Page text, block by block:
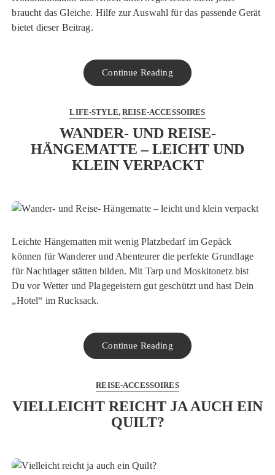
braucht das Gleiche. Hilfe zur Auswahl für das passende Gerät
bietet dieser Beitrag.
Continue Reading
LIFE-STYLE REISE-ACCESSOIRES
WANDER- UND REISE-
HÄNGEMATTE – LEICHT UND
KLEIN VERPACKT
Leichte Hängematten mit wenig Platzbedarf im Gepäck
können für Wanderer und Abenteurer die perfekte Grundlage
für Nachtlager stätten bilden. Mit Tarp und Moskitonetz bist
Du vor Wetter und Plagegeistern gut geschützt und hast Dein
„Hotel“ im Rucksack.
Continue Reading
REISE-ACCESSOIRES
VIELLEICHT REICHT JA AUCH EIN
QUILT?